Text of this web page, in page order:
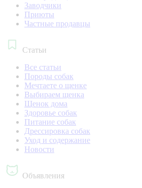
Заводчики
Приюты
Частные продавцы
Статьи
Все статьи
Породы собак
Мечтаете о щенке
Выбираем щенка
Щенок дома
Здоровье собак
Питание собак
Дрессировка собак
Уход и содержание
Новости
Объявления